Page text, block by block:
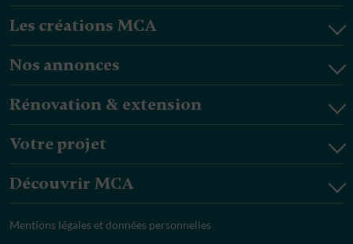
Les créations MCA
Nos annonces
Rénovation & extension
Votre projet
Découvrir MCA
Mentions légales et données personnelles